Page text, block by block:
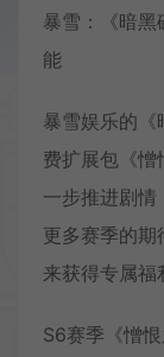
暴雪：《暗
能
暴雪娱乐的
费扩展包《憎
一步推进剧情
更多赛季的期
来获得专属福
S6赛季《憎